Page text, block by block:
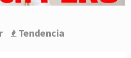
Tendencia